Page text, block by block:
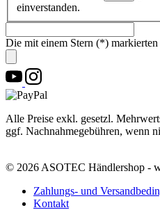
einverstanden.
Die mit einem Stern (*)
Alle Preise exkl. gesetzl.
ggf. Nachnahmegebühren, wenn
© 2026 ASOTEC Händlershop -
Zahlungs- und
Kontakt